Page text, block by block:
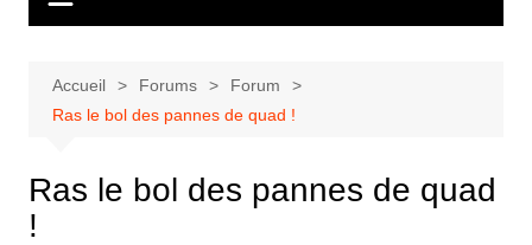
Accueil Forums
Forum
Ras le bol des pannes de quad !
Ras le bol des pannes de quad
!